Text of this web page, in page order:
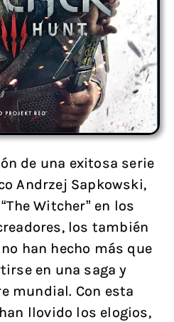
de una exitosa serie
Andrzej Sapkowski,
Witcher” en los
los también
han hecho más que
en una saga y
mundial. Con esta
llovido los elogios,